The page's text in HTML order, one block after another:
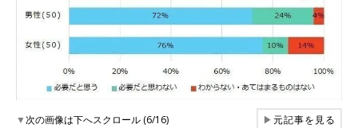
▼次の画像は下へスクロール (6/16) ▶元記事を見る